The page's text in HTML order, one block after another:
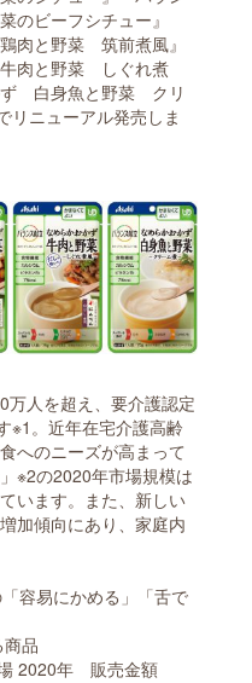
ビーフシチュー』
肉と野菜 筑前煮風』
肉と野菜 しぐれ煮
ず 白身魚と野菜 クリ
リニューアル発売しま
人を超え、要介護認定
※1。近年在宅介護高齢
へのニーズが高まって
※2の2020年市場規模は
います。また、新しい
加傾向にあり、家庭内
容易にかめる」「舌で
品
2020年 販売金額